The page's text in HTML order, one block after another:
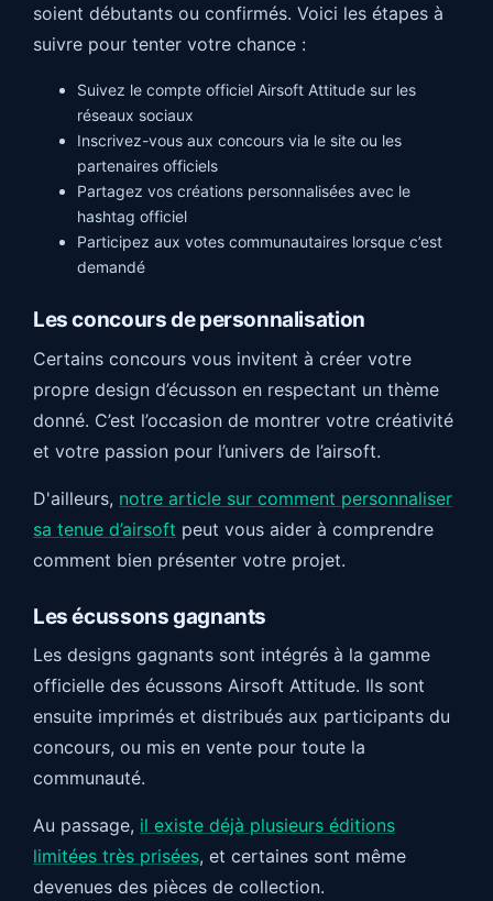
soient débutants ou confirmés. Voici les étapes à
suivre pour tenter votre chance :
Suivez le compte officiel Airsoft Attitude sur les
réseaux sociaux
Inscrivez-vous aux concours via le site ou les
partenaires officiels
Partagez vos créations personnalisées avec le
hashtag officiel
Participez aux votes communautaires lorsque c’est
demandé
Les concours de personnalisation
Certains concours vous invitent à créer votre
propre design d’écusson en respectant un thème
donné. C’est l’occasion de montrer votre créativité
et votre passion pour l’univers de l’airsoft.
D'ailleurs, notre article sur comment personnaliser
sa tenue d’airsoft peut vous aider à comprendre
comment bien présenter votre projet.
Les écussons gagnants
Les designs gagnants sont intégrés à la gamme
officielle des écussons Airsoft Attitude. Ils sont
ensuite imprimés et distribués aux participants du
concours, ou mis en vente pour toute la
communauté.
Au passage, il existe déjà plusieurs éditions
limitées très prisées, et certaines sont même
devenues des pièces de collection.